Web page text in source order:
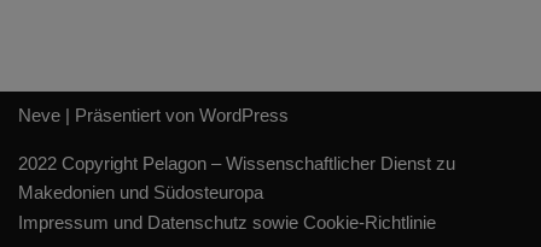
Neve | Präsentiert von WordPress
2022 Copyright Pelagon – Wissenschaftlicher Dienst zu
Makedonien und Südosteuropa
Impressum und Datenschutz sowie Cookie-Richtlinie